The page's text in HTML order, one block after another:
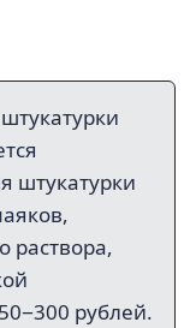
штукатурки
раствора,
рублей.